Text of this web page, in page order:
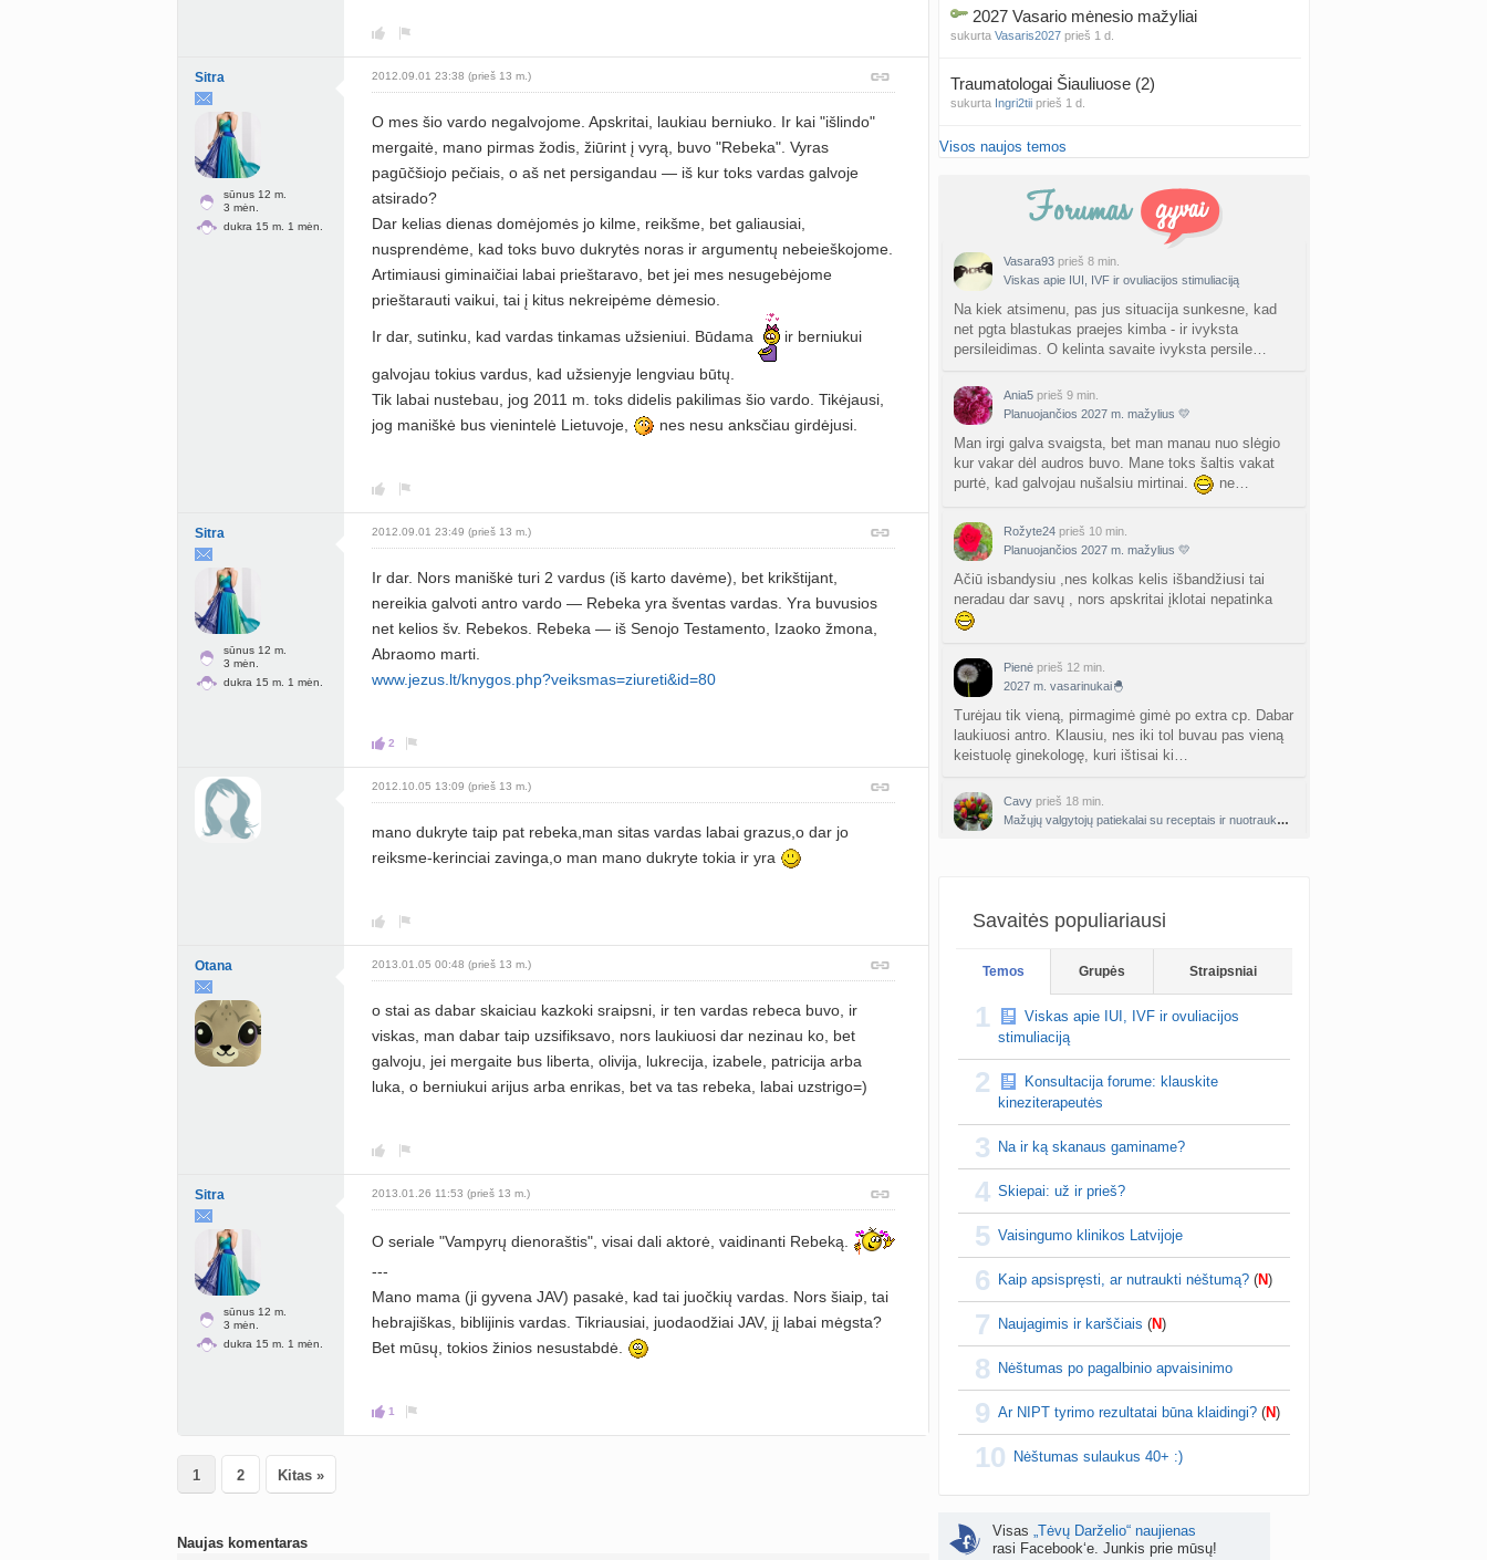
Sitra
sūnus 12 m.
3 mėn.
dukra 15 m. 1 mėn.
2012.09.01 23:38 (prieš 13 m.)
O mes šio vardo negalvojome. Apskritai, laukiau berniuko. Ir kai "išlindo"
mergaitė, mano pirmas žodis, žiūrint į vyrą, buvo "Rebeka". Vyras
pagūčšiojo pečiais, o aš net persigandau — iš kur toks vardas galvoje
atsirado?
Dar kelias dienas domėjomės jo kilme, reikšme, bet galiausiai,
nusprendėme, kad toks buvo dukrytės noras ir argumentų nebeieškojome.
Artimiausi giminaičiai labai prieštaravo, bet jei mes nesugebėjome
prieštarauti vaikui, tai į kitus nekreipėme dėmesio.
Ir dar, sutinku, kad vardas tinkamas užsieniui. Būdama ir berniukui
galvojau tokius vardus, kad užsienyje lengviau būtų.
Tik labai nustebau, jog 2011 m. toks didelis pakilimas šio vardo. Tikėjausi,
jog maniškė bus vienintelė Lietuvoje,
nes nesu anksčiau girdėjusi.
Sitra
sūnus 12 m.
3 mėn.
dukra 15 m. 1 mėn.
2012.09.01 23:49 (prieš 13 m.)
Ir dar. Nors maniškė turi 2 vardus (iš karto davėme), bet krikštijant,
nereikia galvoti antro vardo — Rebeka yra šventas vardas. Yra buvusios
net kelios šv. Rebekos. Rebeka — iš Senojo Testamento, Izaoko žmona,
Abraomo marti.
www.jezus.lt/knygos.php?veiksmas=ziureti&id=80
2
2012.10.05 13:09 (prieš 13 m.)
mano dukryte taip pat rebeka,man sitas vardas labai grazus,o dar jo
reiksme-kerinciai zavinga,o man mano dukryte tokia ir yra
Otana 2013.01.05 00:48 (prieš 13 m.)
o stai as dabar skaiciau kazkoki sraipsni, ir ten vardas rebeca buvo, ir
viskas, man dabar taip uzsifiksavo, nors laukiuosi dar nezinau ko, bet
galvoju, jei mergaite bus liberta, olivija, lukrecija, izabele, patricija arba
luka, o berniukui arijus arba enrikas, bet va tas rebeka, labai uzstrigo=)
Sitra
sūnus 12 m.
3 mėn.
dukra 15 m. 1 mėn.
2013.01.26 11:53 (prieš 13 m.)
O seriale "Vampyrų dienoraštis", visai dali aktorė, vaidinanti Rebeką.
---
Mano mama (ji gyvena JAV) pasakė, kad tai juočkių vardas. Nors šiaip, tai
hebrajiškas, biblijinis vardas. Tikriausiai, juodaodžiai JAV, jį labai mėgsta?
Bet mūsų, tokios žinios nesustabdė.
1
1 2 Kitas »
Naujas komentaras
2027 Vasario mėnesio mažyliai
sukurta Vasaris2027 prieš 1 d.
Traumatologai Šiauliuose (2)
sukurta Ingri2tii prieš 1 d.
Čakru valymas
Kęstutis Šklėrius
Kovo mėnesio dvyniai
sukurtaAgnieskaAdele prieš 1 d.
Anužis Jonas
Valdorfo mokyklos
sukurtababarikė prieš 2 d.
Gražiausi, rečiausi berniukų vardai :)
Crinone gelio (progesterono) naudojimas
atnaujintaAgne.baronaite prieš 2 d.
Perspėjimas dėl pardavėjo „Mantvis“
sukurtaTD asistentė prieš 3 d.
Skydliaukės hipotirozė ir nėštumas (+3)
Gijimas po hemorojaus operacijos
atnaujinta Svaja1234 prieš 3 d.
sukurtaTD asistentė prieš 4 d.
Dažniausi klausimai apie cezario pjūvį (+2)
Veronika99 prieš 4 d.
lytinis brendimas (3)
prieš 4 d.
TD testuotojos! (bendra tema)
atnaujintaKarlitele prieš 4 d.
vaiko drabuziai (2)
sukurta
Privatumo ribos (11)
sukurta danguolyte prieš 4 d.
Kaip apsispręsti, ar nutraukti nėštumą? (+22)
atnaujinta Liudeselis prieš 5 d.
Dyson Airwrap plaukų formavimo prietaisas (atsiliepimai)
Visos naujos temos
Vasara93 prieš 8 min.
Viskas apie IUI, IVF ir ovuliacijos stimuliaciją
Na kiek atsimenu, pas jus situacija sunkesne, kad
net pgta blastukas praejes kimba - ir ivyksta
persileidimas. O kelinta savaite ivyksta persile…
Ania5 prieš 9 min.
Planuojančios 2027 m. mažylius 💛
Man irgi galva svaigsta, bet man manau nuo slėgio
kur vakar dėl audros buvo. Mane toks šaltis vakat
purtė, kad galvojau nušalsiu mirtinai.
ne…
Rožyte24 prieš 10 min.
Planuojančios 2027 m. mažylius 💛
Ačiū isbandysiu ,nes kolkas kelis išbandžiusi tai
neradau dar savų , nors apskritai įklotai nepatinka
Pienė prieš 12 min.
2027 m. vasarinukai🐣
Turėjau tik vieną, pirmagimė gimė po extra cp. Dabar
laukiuosi antro. Klausiu, nes iki tol buvau pas vieną
keistuolę ginekologę, kuri ištisai ki…
Cavy prieš 18 min.
Mažųjų valgytojų patiekalai su receptais ir nuotraukomis
Planuojančios 2027 m. mažylius 💛
isardzius testa fotkinti, be stikliuko geriau matosi ;)
Savaitės populiariausi
Temos Grupės Straipsniai
1
Viskas apie IUI, IVF ir ovuliacijos
stimuliaciją
2
Konsultacija forume: klauskite
kineziterapeutės
3 Na ir ką skanaus gaminame?
4 Skiepai: už ir prieš?
5 Vaisingumo klinikos Latvijoje
6 Kaip apsispręsti, ar nutraukti nėštumą? (N)
7 Naujagimis ir karščiais (N)
8 Nėštumas po pagalbinio apvaisinimo
9 Ar NIPT tyrimo rezultatai būna klaidingi? (N)
10 Nėštumas sulaukus 40+ :)
Visas „Tėvų Darželio“ naujienas
rasi Facebook‘e. Junkis prie mūsų!